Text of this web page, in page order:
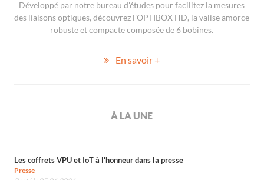
Développé par notre bureau d'études pour facilitez la mesures
des liaisons optiques, découvrez l'OPTIBOX HD, la valise amorce
robuste et compacte composée de 6 bobines.
En savoir +
À LA UNE
Les coffrets VPU et IoT à l'honneur dans la presse
Presse